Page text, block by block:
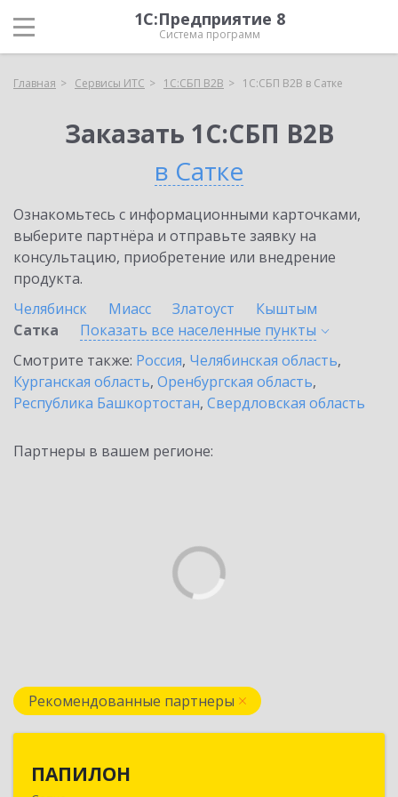
1С:Предприятие 8
Система программ
Главная Сервисы ИТС 1С:СБП B2B 1С:СБП B2B в Сатке
Заказать 1С:СБП B2B
в Сатке
Ознакомьтесь с информационными карточками,
выберите партнёра и отправьте заявку на
консультацию, приобретение или внедрение
продукта.
Челябинск
Миасс Златоуст
Кыштым
Сатка
Показать все населенные пункты
Смотрите также: Россия, Челябинская область,
Курганская область, Оренбургская область,
Республика Башкортостан, Свердловская область
Партнеры в вашем регионе:
Рекомендованные партнеры
ПАПИЛОН